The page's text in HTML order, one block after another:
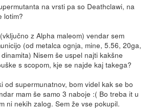
na vrsti pa so Deathclawi, na
lotim?
z Alpha maleom) vendar sem
(od metalca ognja, mine, 5.56, 20ga,
Nisem še uspel najti kakšne
s scopom, kje se najde kaj takega?
od supermunatnov, bom videl kak se bo
mam še samo 3 naboje :( Bo treba it u
ni nekih zalog. Sem že vse pokupil.